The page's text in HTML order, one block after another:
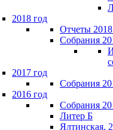
2018 год
Отчеты
Собрания
2017 год
Собрания
2016 год
Собрания
Литер Б
Ялтинская,